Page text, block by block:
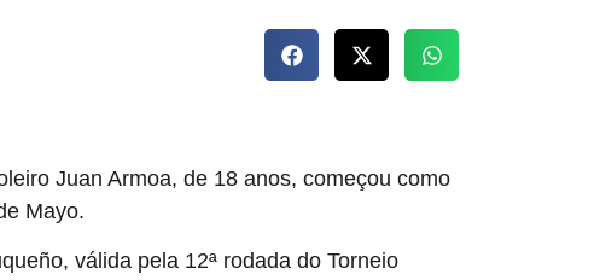
Juan Armoa, de 18 anos, começou como
Mayo.
válida pela 12ª rodada do Torneio